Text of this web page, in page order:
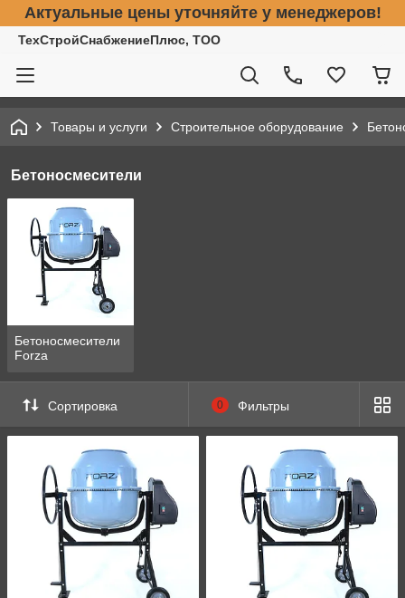
Актуальные цены уточняйте у менеджеров!
ТехСтройСнабжениеПлюс, ТОО
Товары и услуги Строительное оборудование
Бетоносмесители
Бетоносмесители
Forza
Сортировка 0 Фильтры